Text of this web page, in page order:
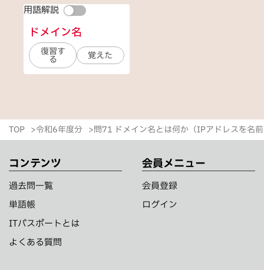
用語解説
ドメイン名
復習す
る 覚えた
TOP 令和6年度分 問71 ドメイン名とは何か（IPアドレスを名
コンテンツ
過去問一覧
単語帳
ITパスポートとは
よくある質問
会員メニュー
会員登録
ログイン